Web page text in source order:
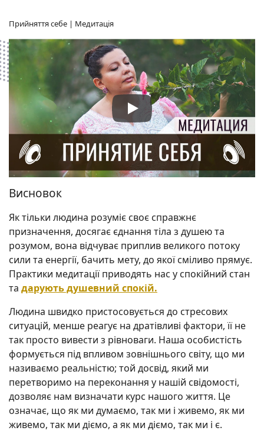
Прийняття себе | Медитація
Висновок
Як тільки людина розуміє своє справжнє
призначення, досягає єднання тіла з душею та
розумом, вона відчуває приплив великого потоку
сили та енергії, бачить мету, до якої сміливо прямує.
Практики медитації приводять нас у спокійний стан
та дарують душевний спокій.
Людина швидко пристосовується до стресових
ситуацій, менше реагує на дратівливі фактори, її не
так просто вивести з рівноваги. Наша особистість
формується під впливом зовнішнього світу, що ми
називаємо реальністю; той досвід, який ми
перетворимо на переконання у нашій свідомості,
дозволяє нам визначати курс нашого життя. Це
означає, що як ми думаємо, так ми і живемо, як ми
живемо, так ми діємо, а як ми діємо, так ми і є.